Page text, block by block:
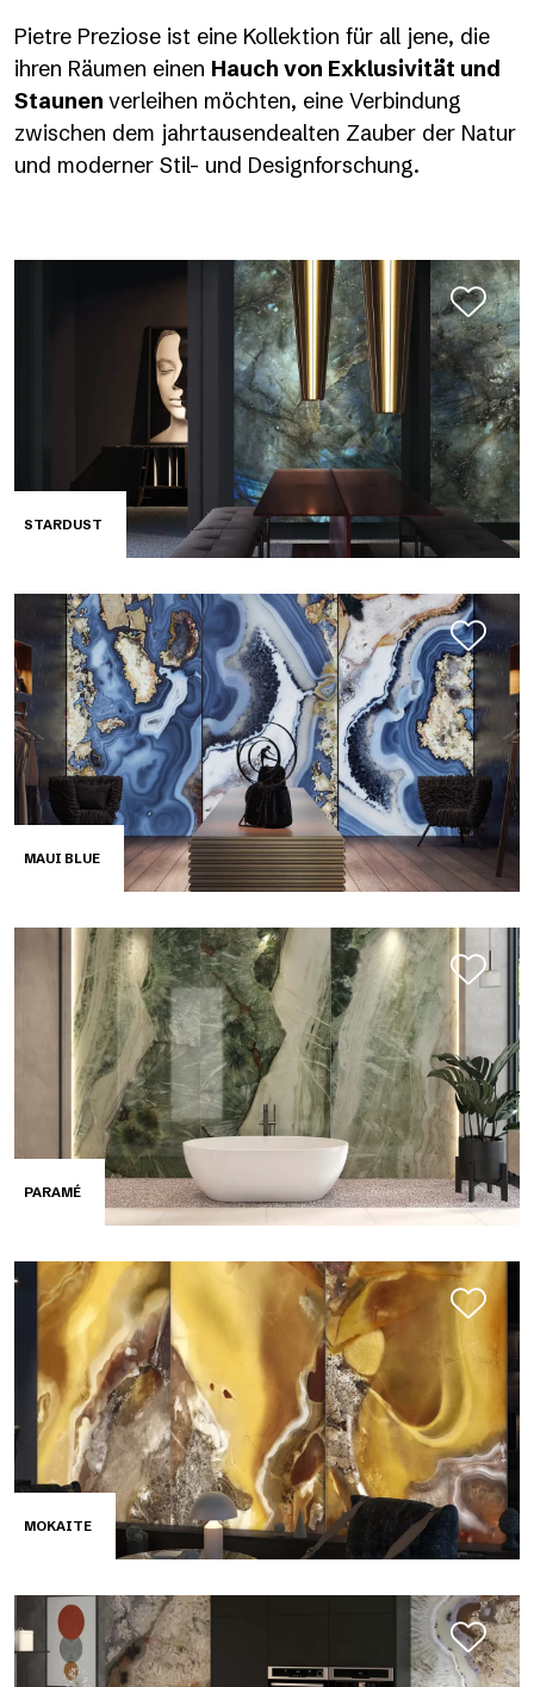
Pietre Preziose ist eine Kollektion für all jene, die
ihren Räumen einen Hauch von Exklusivität und
Staunen verleihen möchten, eine Verbindung
zwischen dem jahrtausendealten Zauber der Natur
und moderner Stil- und Designforschung.
STARDUST
MAUI BLUE
PARAMÉ
MOKAITE